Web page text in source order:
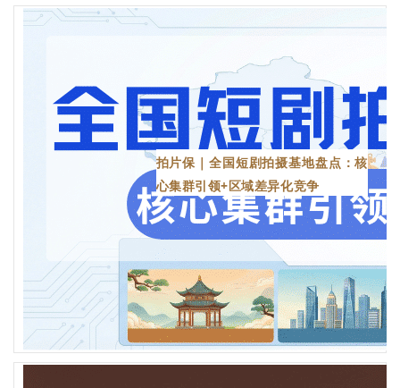
拍片保｜全国短剧拍摄基地盘点：核
心集群引领+区域差异化竞争